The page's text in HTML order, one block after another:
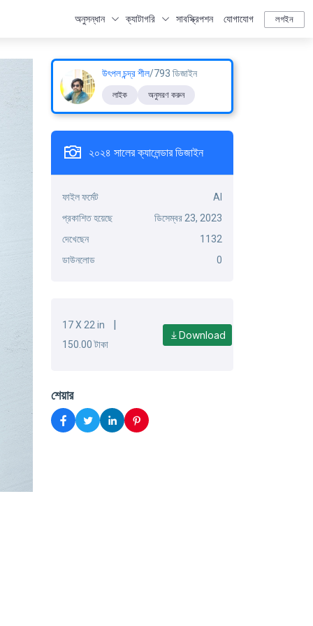
অনুসন্ধান ক্যাটাগরি সাবস্ক্রিপশন যোগাযোগ লগইন
উৎপল চন্দ্র শীল/793 ডিজাইন
লাইক অনুসরণ করুন
২০২৪ সালের ক্যালেন্ডার ডিজাইন
ফাইল ফর্মেট
AI
প্রকাশিত হয়েছে
ডিসেম্বর 23, 2023
দেখেছেন
1132
ডাউনলোড
0
17 X 22 in |
150.00 টাকা
Download
শেয়ার